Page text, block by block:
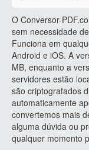
O Conversor-
sem necessidade
Funciona em
Android e iOS. A
MB, enquanto a
servidores estão
são criptografados
automaticamente
convertemos mais
alguma dúvida ou
qualquer momento